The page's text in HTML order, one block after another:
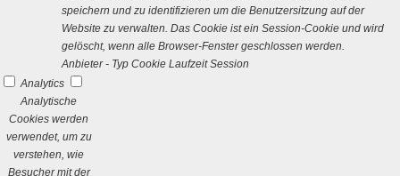
speichern und zu identifizieren um die Benutzersitzung auf der
Website zu verwalten. Das Cookie ist ein Session-Cookie und wird
gelöscht, wenn alle Browser-Fenster geschlossen werden.
Anbieter - Typ Cookie Laufzeit Session
Analytics
Analytische
Cookies werden
verwendet, um zu
verstehen, wie
Besucher mit der